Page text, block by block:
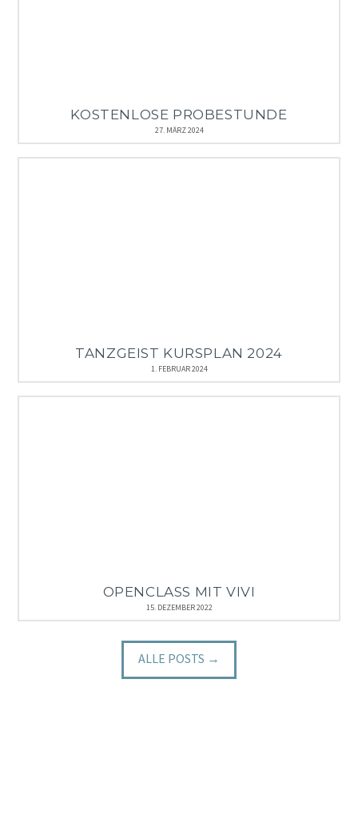
KOSTENLOSE PROBESTUNDE
27. MÄRZ 2024
TANZGEIST KURSPLAN 2024
1. FEBRUAR 2024
OPENCLASS MIT VIVI
15. DEZEMBER 2022
ALLE POSTS →